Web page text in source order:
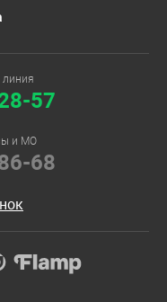
линия
57
и МО
68